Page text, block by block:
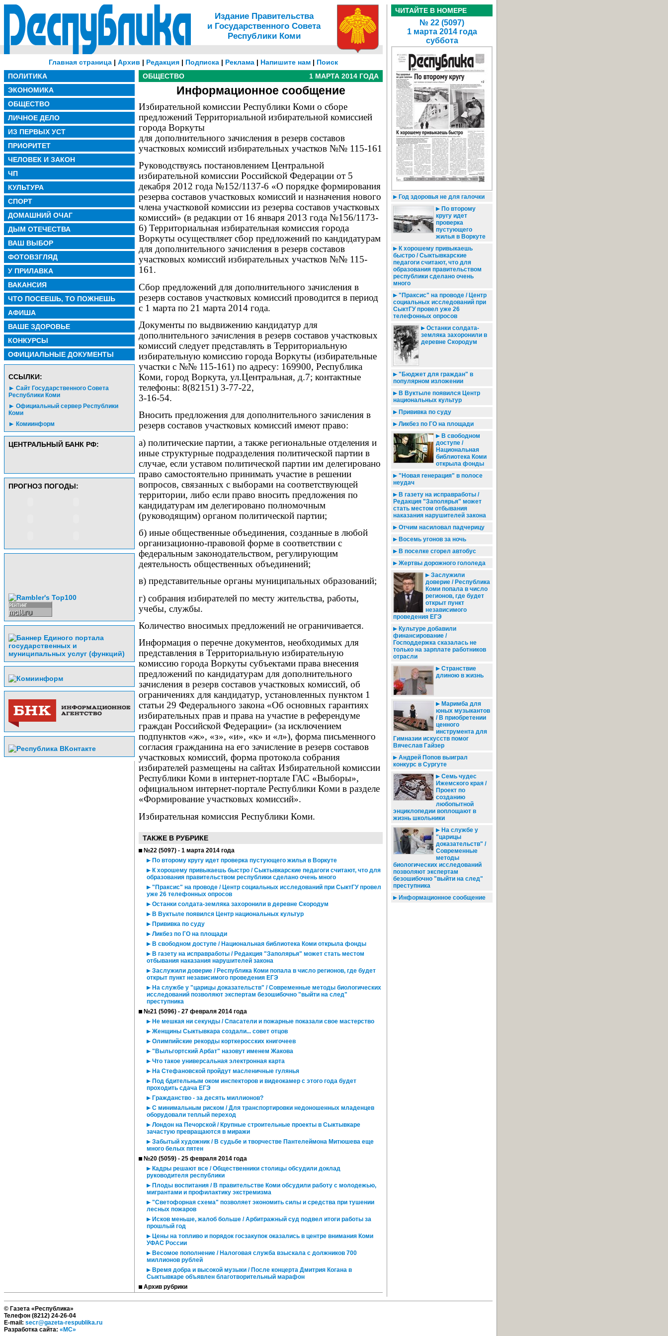
Издание Правительства
и Государственного Совета
Республики Коми
Главная страница | Архив | Редакция | Подписка | Реклама | Напишите нам | Поиск
ПОЛИТИКА
ЭКОНОМИКА
ОБЩЕСТВО
ЛИЧНОЕ ДЕЛО
ИЗ ПЕРВЫХ УСТ
ПРИОРИТЕТ
ЧЕЛОВЕК И ЗАКОН
ЧП
КУЛЬТУРА
СПОРТ
ДОМАШНИЙ ОЧАГ
ДЫМ ОТЕЧЕСТВА
ВАШ ВЫБОР
ФОТОВЗГЛЯД
У ПРИЛАВКА
ВАКАНСИЯ
ЧТО ПОСЕЕШЬ, ТО ПОЖНЕШЬ
АФИША
ВАШЕ ЗДОРОВЬЕ
КОНКУРСЫ
ОФИЦИАЛЬНЫЕ ДОКУМЕНТЫ
CСЫЛКИ:
Сайт Государственного Совета
Республики Коми
Официальный сервер Республики
Коми
Комиинформ
ЦЕНТРАЛЬНЫЙ БАНК РФ:
ПРОГНОЗ ПОГОДЫ:
ОБЩЕСТВО 1 МАРТА 2014 ГОДА
Информационное сообщение
Избирательной комиссии Республики Коми о сборе
предложений Территориальной избирательной комиссией
города Воркуты
для дополнительного зачисления в резерв составов
участковых комиссий избирательных участков №№ 115-161
Руководствуясь постановлением Центральной
избирательной комиссии Российской Федерации от 5
декабря 2012 года №152/1137-6 «О порядке формирования
резерва составов участковых комиссий и назначения нового
члена участковой комиссии из резерва составов участковых
комиссий» (в редакции от 16 января 2013 года №156/1173-
6) Территориальная избирательная комиссия города
Воркуты осуществляет сбор предложений по кандидатурам
для дополнительного зачисления в резерв составов
участковых комиссий избирательных участков №№ 115-
161.
Сбор предложений для дополнительного зачисления в
резерв составов участковых комиссий проводится в период
с 1 марта по 21 марта 2014 года.
Документы по выдвижению кандидатур для
дополнительного зачисления в резерв составов участковых
комиссий следует представлять в Территориальную
избирательную комиссию города Воркуты (избирательные
участки с №№ 115-161) по адресу: 169900, Республика
Коми, город Воркута, ул.Центральная, д.7; контактные
телефоны: 8(82151) 3-77-22,
3-16-54.
Вносить предложения для дополнительного зачисления в
резерв составов участковых комиссий имеют право:
а) политические партии, а также региональные отделения и
иные структурные подразделения политической партии в
случае, если уставом политической партии им делегировано
право самостоятельно принимать участие в решении
вопросов, связанных с выборами на соответствующей
территории, либо если право вносить предложения по
кандидатурам им делегировано полномочным
(руководящим) органом политической партии;
б) иные общественные объединения, созданные в любой
организационно-правовой форме в соответствии с
федеральным законодательством, регулирующим
деятельность общественных объединений;
в) представительные органы муниципальных образований;
г) собрания избирателей по месту жительства, работы,
учебы, службы.
Количество вносимых предложений не ограничивается.
Информация о перечне документов, необходимых для
представления в Территориальную избирательную
комиссию города Воркуты субъектами права внесения
предложений по кандидатурам для дополнительного
зачисления в резерв составов участковых комиссий, об
ограничениях для кандидатур, установленных пунктом 1
статьи 29 Федерального закона «Об основных гарантиях
избирательных прав и права на участие в референдуме
граждан Российской Федерации» (за исключением
подпунктов «ж», «з», «и», «к» и «л»), форма письменного
согласия гражданина на его зачисление в резерв составов
участковых комиссий, форма протокола собрания
избирателей размещены на сайтах Избирательной комиссии
Республики Коми в интернет-портале ГАС «Выборы»,
официальном интернет-портале Республики Коми в разделе
«Формирование участковых комиссий».
Избирательная комиссия Республики Коми.
ТАКЖЕ В РУБРИКЕ
№22 (5097) - 1 марта 2014 года
По второму кругу идет проверка пустующего жилья в Воркуте
К хорошему привыкаешь быстро / Сыктывкарские педагоги считают, что для
образования правительством республики сделано очень много
"Праксис" на проводе / Центр социальных исследований при СыктГУ провел
уже 26 телефонных опросов
Останки солдата-земляка захоронили в деревне Скородум
В Вуктыле появился Центр национальных культур
Прививка по суду
Ликбез по ГО на площади
В свободном доступе / Национальная библиотека Коми открыла фонды
В газету на исправработы / Редакция "Заполярья" может стать местом
отбывания наказания нарушителей закона
Заслужили доверие / Республика Коми попала в число регионов, где будет
открыт пункт независимого проведения ЕГЭ
На службе у "царицы доказательств" / Современные методы биологических
исследований позволяют экспертам безошибочно "выйти на след"
преступника
№21 (5096) - 27 февраля 2014 года
Не мешкая ни секунды / Спасатели и пожарные показали свое мастерство
Женщины Сыктывкара создали... совет отцов
Олимпийские рекорды корткеросских книгочеев
"Выльгортский Арбат" назовут именем Жакова
Что такое универсальная электронная карта
На Стефановской пройдут масленичные гулянья
Под бдительным оком инспекторов и видеокамер с этого года будет
проходить сдача ЕГЭ
Гражданство - за десять миллионов?
С минимальным риском / Для транспортировки недоношенных младенцев
оборудовали теплый переход
Лондон на Печорской / Крупные строительные проекты в Сыктывкаре
зачастую превращаются в миражи
Забытый художник / В судьбе и творчестве Пантелеймона Митюшева еще
много белых пятен
№20 (5059) - 25 февраля 2014 года
Кадры решают все / Общественники столицы обсудили доклад
руководителя республики
Плоды воспитания / В правительстве Коми обсудили работу с молодежью,
мигрантами и профилактику экстремизма
"Светофорная схема" позволяет экономить силы и средства при тушении
лесных пожаров
Исков меньше, жалоб больше / Арбитражный суд подвел итоги работы за
прошлый год
Цены на топливо и порядок госзакупок оказались в центре внимания Коми
УФАС России
Весомое пополнение / Налоговая служба взыскала с должников 700
миллионов рублей
Время добра и высокой музыки / После концерта Дмитрия Когана в
Сыктывкаре объявлен благотворительный марафон
Архив рубрики
ЧИТАЙТЕ В НОМЕРЕ
№ 22 (5097)
1 марта 2014 года
суббота
Год здоровья не для галочки
По второму
кругу идет
проверка
пустующего
жилья в Воркуте
К хорошему привыкаешь
быстро / Сыктывкарские
педагоги считают, что для
образования правительством
республики сделано очень
много
"Праксис" на проводе / Центр
социальных исследований при
СыктГУ провел уже 26
телефонных опросов
Останки солдата-
земляка захоронили в
деревне Скородум
"Бюджет для граждан" в
популярном изложении
В Вуктыле появился Центр
национальных культур
Прививка по суду
Ликбез по ГО на площади
В свободном
доступе /
Национальная
библиотека Коми
открыла фонды
"Новая генерация" в полосе
неудач
В газету на исправработы /
Редакция "Заполярья" может
стать местом отбывания
наказания нарушителей закона
Отчим насиловал падчерицу
Восемь угонов за ночь
В поселке сгорел автобус
Жертвы дорожного гололеда
Заслужили
доверие / Республика
Коми попала в число
регионов, где будет
открыт пункт
независимого
проведения ЕГЭ
Культуре добавили
финансирование /
Господдержка сказалась не
только на зарплате работников
отрасли
Странствие
длиною в жизнь
Маримба для
юных музыкантов
/ В приобретении
ценного
инструмента для
Гимназии искусств помог
Вячеслав Гайзер
Андрей Попов выиграл
конкурс в Сургуте
Семь чудес
Ижемского края /
Проект по
созданию
любопытной
энциклопедии воплощают в
жизнь школьники
На службе у
"царицы
доказательств" /
Современные
методы
биологических исследований
позволяют экспертам
безошибочно "выйти на след"
преступника
Информационное сообщение
© Газета «Республика»
Телефон (8212) 24-26-04
E-mail: secr@gazeta-respublika.ru
Разработка сайта: «МС»